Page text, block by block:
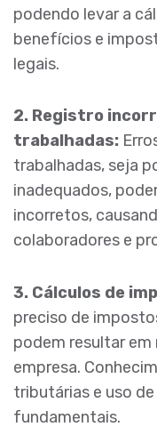
podendo levar a
benefícios e
legais.
2. Registro
trabalhadas:
trabalhadas, seja
inadequados,
incorretos,
colaboradores e
3. Cálculos de
preciso de
podem resultar
empresa.
tributárias e uso
fundamentais.